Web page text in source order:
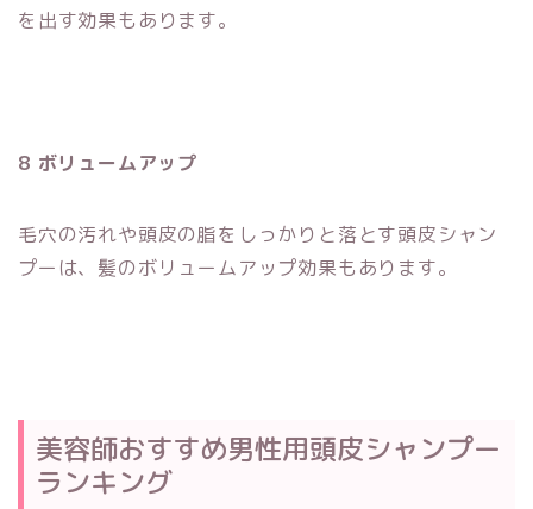
を出す効果もあります。
8 ボリュームアップ
毛穴の汚れや頭皮の脂をしっかりと落とす頭皮シャン
プーは、髪のボリュームアップ効果もあります。
美容師おすすめ男性用頭皮シャンプー
ランキング